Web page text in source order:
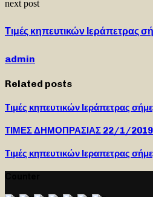
next post
Τιμές κηπευτικών Ιεράπετρας
admin
Related posts
Τιμές κηπευτικών Ιεράπετρας
ΤΙΜΕΣ ΔΗΜΟΠΡΑΣΙΑΣ 22/1/2019
Τιμές κηπευτικών Ιεραπετρας